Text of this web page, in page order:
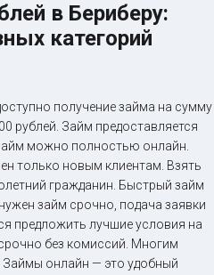
в Бериберу:
категорий
получение займа на сумму
рублей. Займ предоставляется
можно полностью онлайн.
только новым клиентам. Взять
гражданин. Быстрый займ
займ срочно, подача заявки
предложить лучшие условия на
без комиссий. Многим
онлайн — это удобный